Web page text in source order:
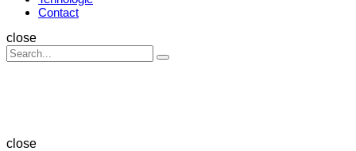
Contact
Search
close
Search
for:
Search
close